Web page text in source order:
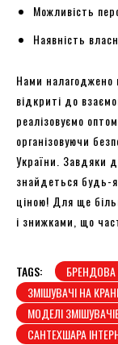
Можливість
Наявність
Нами налагоджено
відкриті до
реалізовуємо
організовуючи
України. Завдяки
знайдеться будь-
ціною! Для ще
і знижками, що
TAGS: БРЕНДОВА
ЗМІШУВАЧІ НА
МОДЕЛІ
САНТЕХШАРА